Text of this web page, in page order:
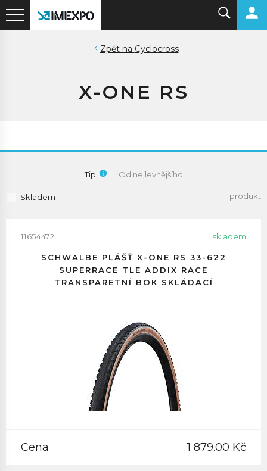
Cyclocross
X-ONE RS
Tip Od nejlevnějšího
Skladem 1 produkt
11654472 skladem
SCHWALBE PLÁŠŤ X-ONE RS 33-622
SUPERRACE TLE ADDIX RACE
TRANSPARETNÍ BOK SKLÁDACÍ
Cena 1 879.00 Kč